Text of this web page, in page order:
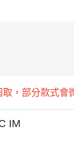
，部分款式會
IM